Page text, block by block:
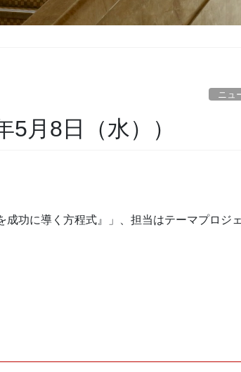
ニュ
月8日（水））
功に導く方程式』」、担当はテーマプロジ